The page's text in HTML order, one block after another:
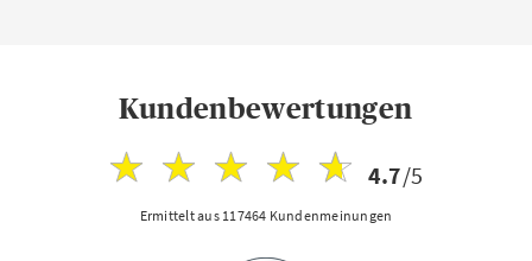
Kundenbewertungen
4.7/5
Ermittelt aus 117464 Kundenmeinungen